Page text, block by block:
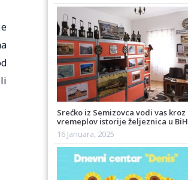
Srećko iz Semizovca vodi vas kroz
vremeplov istorije željeznica u BiH
16 Januara, 2025